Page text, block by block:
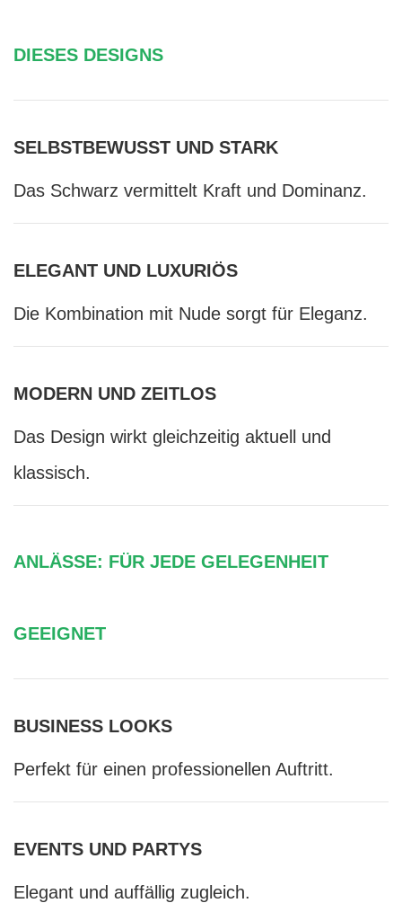
DIESES DESIGNS
SELBSTBEWUSST UND STARK
Das Schwarz vermittelt Kraft und Dominanz.
ELEGANT UND LUXURIÖS
Die Kombination mit Nude sorgt für Eleganz.
MODERN UND ZEITLOS
Das Design wirkt gleichzeitig aktuell und
klassisch.
ANLÄSSE: FÜR JEDE GELEGENHEIT
GEEIGNET
BUSINESS LOOKS
Perfekt für einen professionellen Auftritt.
EVENTS UND PARTYS
Elegant und auffällig zugleich.